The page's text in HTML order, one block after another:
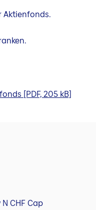
Aktienfonds.
[PDF, 205 kB]
CHF Cap